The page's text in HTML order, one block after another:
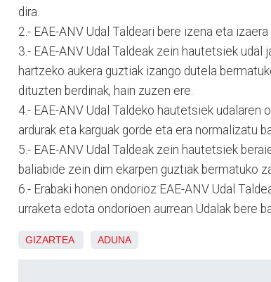
dira.
2.- EAE-ANV Udal Taldeari bere izena eta
3.- EAE-ANV Udal Taldeak zein hautetsiek
hartzeko aukera guztiak izango dutela
dituzten berdinak, hain zuzen ere.
4.- EAE-ANV Udal Taldeko hautetsiek
ardurak eta karguak gorde eta era normalizatu
5.- EAE-ANV Udal Taldeak zein hautetsiek
baliabide zein dim ekarpen guztiak bermatuko
6.- Erabaki honen ondorioz EAE-ANV Udal
urraketa edota ondorioen aurrean Udalak bere
GIZARTEA ADUNA